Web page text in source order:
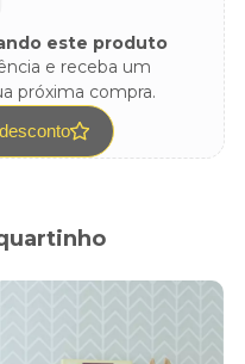
este produto
e receba um
próxima compra.